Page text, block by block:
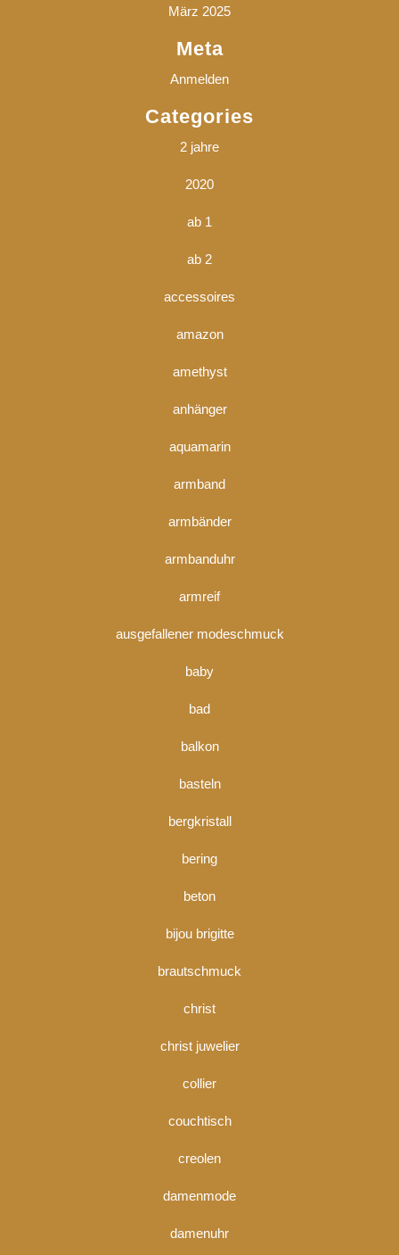
März 2025
Meta
Anmelden
Categories
2 jahre
2020
ab 1
ab 2
accessoires
amazon
amethyst
anhänger
aquamarin
armband
armbänder
armbanduhr
armreif
ausgefallener modeschmuck
baby
bad
balkon
basteln
bergkristall
bering
beton
bijou brigitte
brautschmuck
christ
christ juwelier
collier
couchtisch
creolen
damenmode
damenuhr